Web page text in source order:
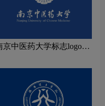
京中医药大学标志logo图